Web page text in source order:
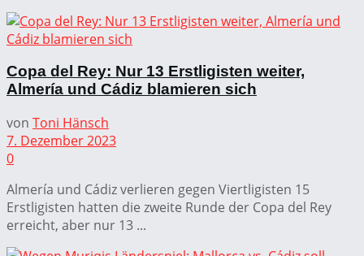
Copa del Rey: Nur 13 Erstligisten weiter,
Almería und Cádiz blamieren sich
von Toni Hänsch
7. Dezember 2023
0
Almería und Cádiz verlieren gegen Viertligisten 15
Erstligisten hatten die zweite Runde der Copa del Rey
erreicht, aber nur 13 ...